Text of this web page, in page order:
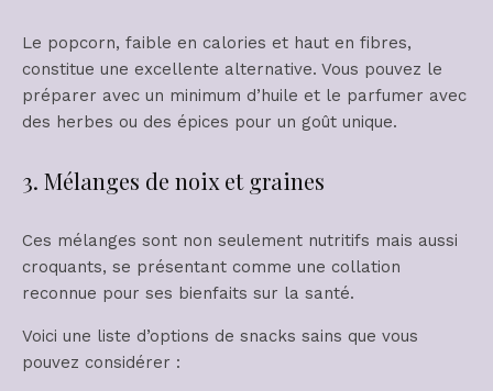
Le popcorn, faible en calories et haut en fibres,
constitue une excellente alternative. Vous pouvez le
préparer avec un minimum d’huile et le parfumer avec
des herbes ou des épices pour un goût unique.
3. Mélanges de noix et graines
Ces mélanges sont non seulement nutritifs mais aussi
croquants, se présentant comme une collation
reconnue pour ses bienfaits sur la santé.
Voici une liste d’options de snacks sains que vous
pouvez considérer :